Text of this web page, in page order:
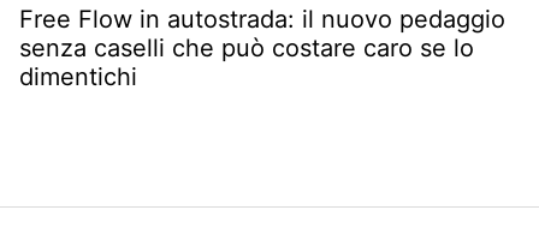
Free Flow in autostrada: il nuovo pedaggio
senza caselli che può costare caro se lo
dimentichi